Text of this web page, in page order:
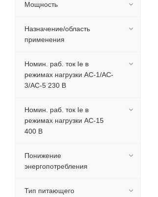
Мощность
Назначение/область
применения
Номин. раб. ток Ie в
режимах нагрузки AC-1/AC-
3/AC-5 230 В
Номин. раб. ток Ie в
режимах нагрузки AC-15
400 В
Понижение
энергопотребления
Тип питающего